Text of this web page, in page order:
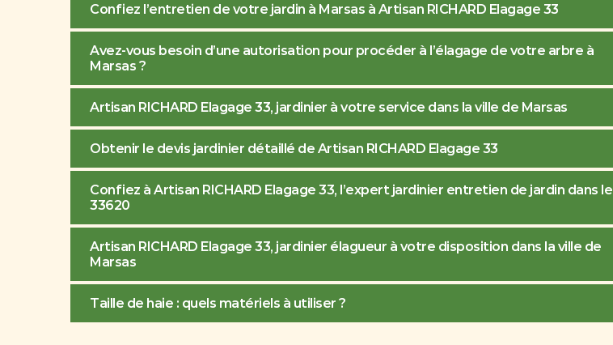
Confiez l’entretien de votre jardin à Marsas à Artisan RICHARD Elagage 33
Avez-vous besoin d’une autorisation pour procéder à l’élagage de votre arbre à
Marsas ?
Artisan RICHARD Elagage 33, jardinier à votre service dans la ville de Marsas
Obtenir le devis jardinier détaillé de Artisan RICHARD Elagage 33
Confiez à Artisan RICHARD Elagage 33, l’expert jardinier entretien de jardin dans le
33620
Artisan RICHARD Elagage 33, jardinier élagueur à votre disposition dans la ville de
Marsas
Taille de haie : quels matériels à utiliser ?